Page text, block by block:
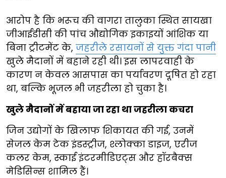
आरोप है कि भरूच की वागरा तालुका स्थित सायखा
जीआईडीसी की पांच औद्योगिक इकाइयों आंशिक या
बिना ट्रीटमेंट के, जहरीले रसायनों से युक्त गंदा पानी
खुले मैदानों में बहाने रही थी। इस लापरवाही के
कारण न केवल आसपास का पर्यावरण दूषित हो रहा
था, बल्कि भूजल भी जहरीला हो चुका है।
खुले मैदानों में बहाया जा रहा था जहरीला कचरा
जिन उद्योगों के खिलाफ शिकायत की गई, उनमें
सेजल केम टेक इंडस्ट्रीज, श्लोक्का डाइज, एरीज
कलर केम, स्काई इंटरमीडिएट्स और हॉरबैक्स
मेडिसिन्स शामिल हैं।